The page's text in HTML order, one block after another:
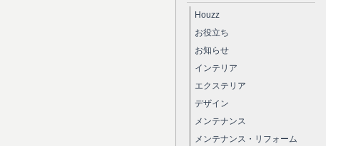
Houzz
お役立ち
お知らせ
インテリア
エクステリア
デザイン
メンテナンス
メンテナンス・リフォーム